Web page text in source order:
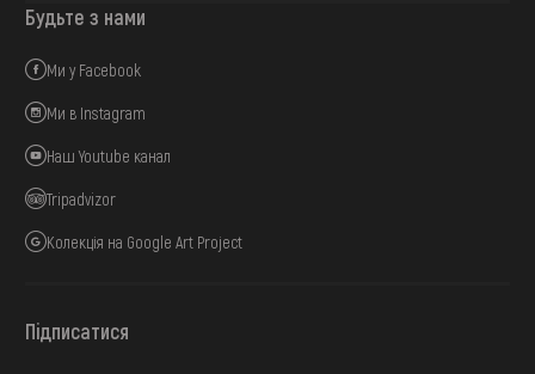
Будьте з нами
Ми у Facebook
Ми в Instagram
Наш Youtube канал
Tripadvizor
Колекція на Google Art Project
Підписатися